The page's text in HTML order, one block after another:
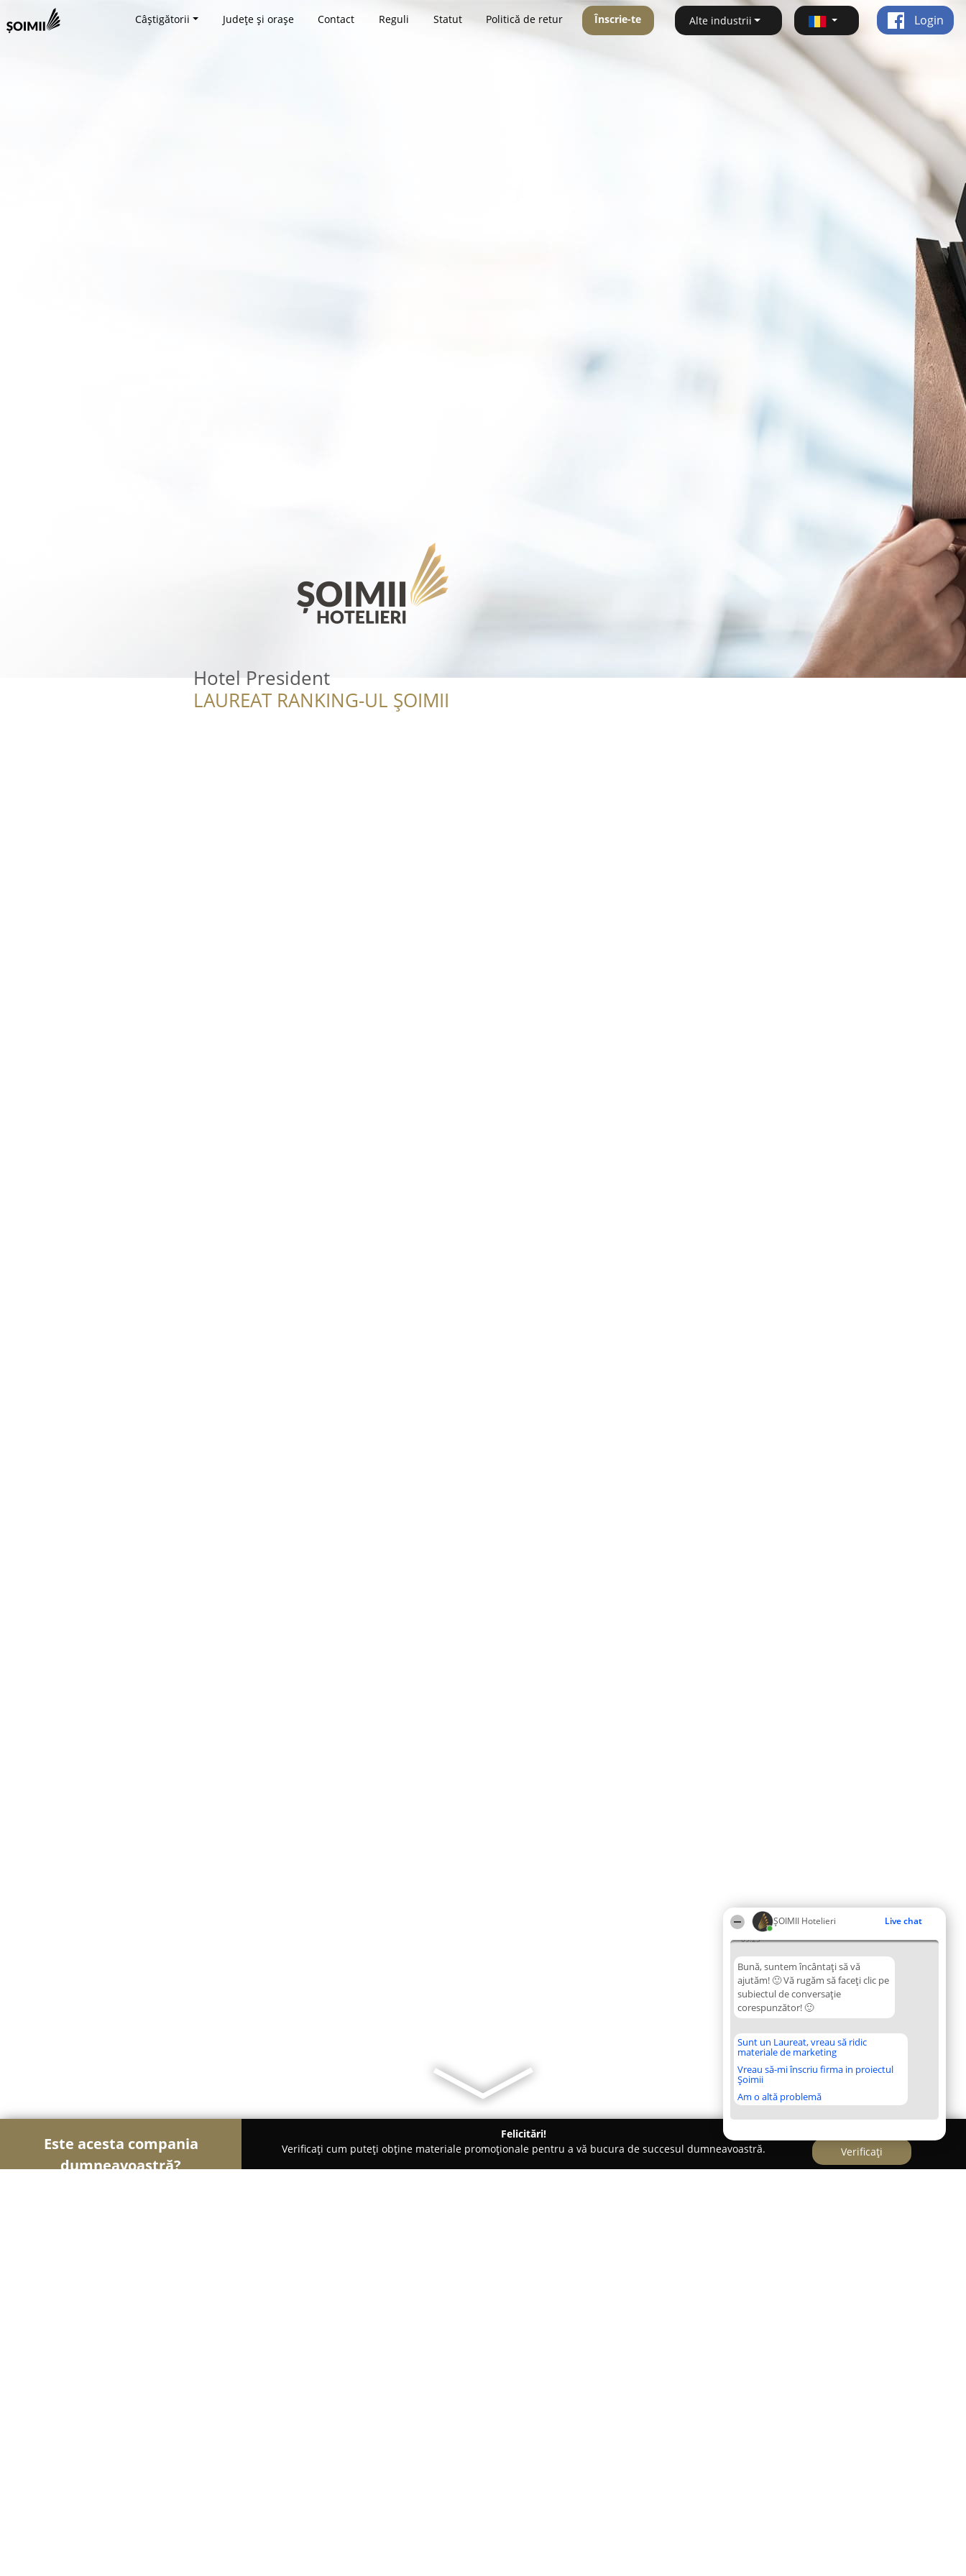
ȘOIMII Hotelieri Live chat
09:23
Bună, suntem încântați să vă
ajutăm! 🙂 Vă rugăm să faceți clic pe
subiectul de conversație
corespunzător! 🙂
Sunt un Laureat, vreau să ridic
materiale de marketing
Vreau să-mi înscriu firma in proiectul
Șoimii
Am o altă problemă
Câștigătorii Județe și orașe Contact Reguli Statut Politică de retur Înscrie-te Alte industrii Login
Hotel President
LAUREAT RANKING-UL ȘOIMII
Este acesta compania
dumneavoastră?
Felicitări!
Verificați cum puteți obține materiale promoționale pentru a vă bucura de succesul dumneavoastră.
Verificați